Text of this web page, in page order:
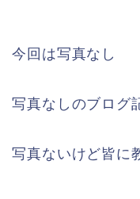
今回は写真なし
写真なしのブログ
写真ないけど皆に